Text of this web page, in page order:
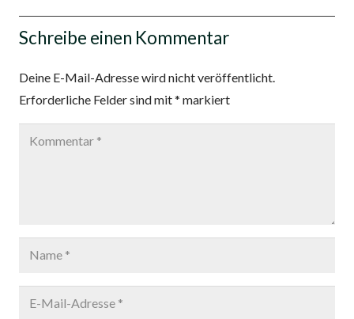
Schreibe einen Kommentar
Deine E-Mail-Adresse wird nicht veröffentlicht.
Erforderliche Felder sind mit* markiert